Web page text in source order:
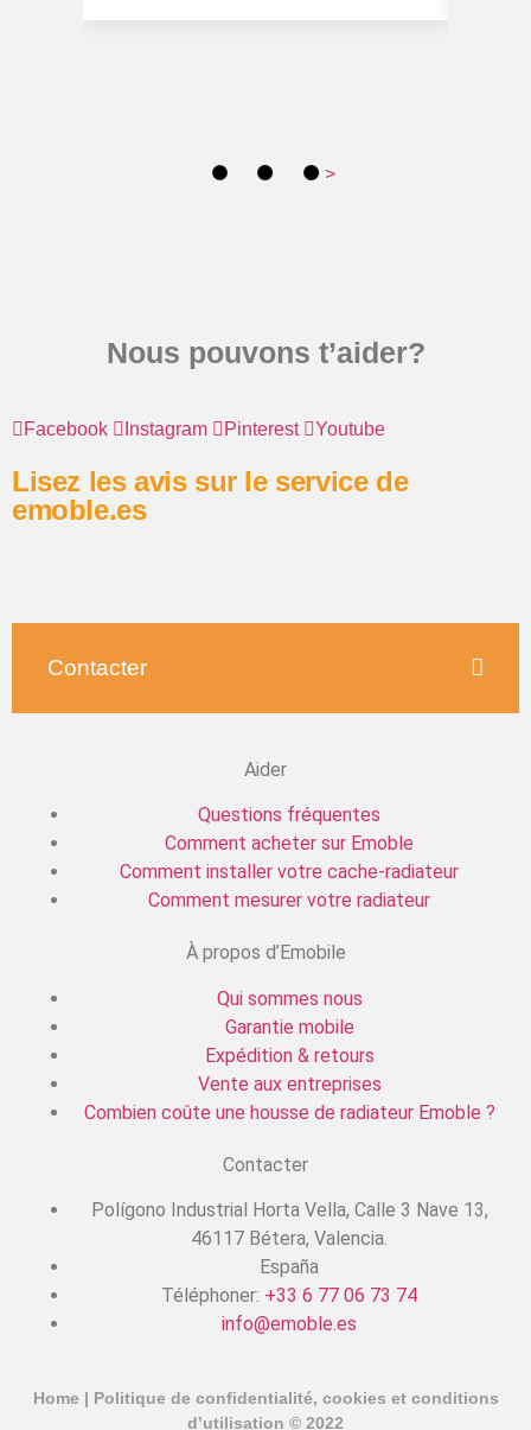
>
Nous pouvons t’aider?
Facebook Instagram Pinterest Youtube
Lisez les avis sur le service de
emoble.es
Contacter
Aider
Questions fréquentes
Comment acheter sur Emoble
Comment installer votre cache-radiateur
Comment mesurer votre radiateur
À propos d’Emobile
Qui sommes nous
Garantie mobile
Expédition & retours
Vente aux entreprises
Combien coûte une housse de radiateur Emoble ?
Contacter
Polígono Industrial Horta Vella, Calle 3 Nave 13,
46117 Bétera, Valencia.
España
Téléphoner: +33 6 77 06 73 74
info@emoble.es
Home | Politique de confidentialité, cookies et conditions
d’utilisation © 2022